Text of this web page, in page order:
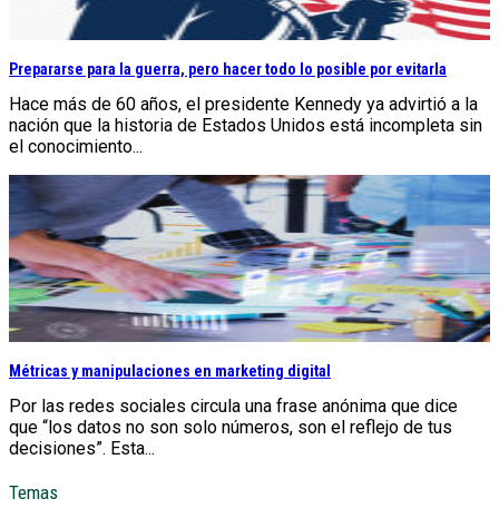
Prepararse para la guerra, pero hacer todo lo posible por evitarla
Hace más de 60 años, el presidente Kennedy ya advirtió a la
nación que la historia de Estados Unidos está incompleta sin
el conocimiento...
Métricas y manipulaciones en marketing digital
Por las redes sociales circula una frase anónima que dice
que “los datos no son solo números, son el reflejo de tus
decisiones”. Esta...
Temas